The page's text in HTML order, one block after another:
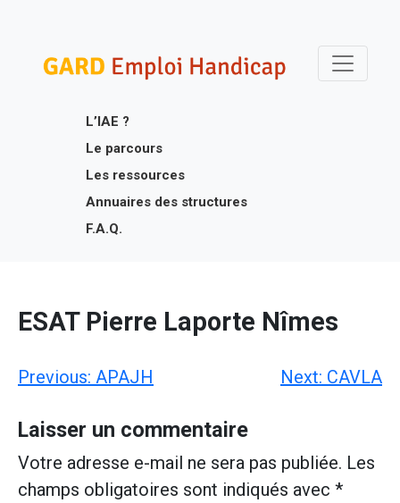
content
L’IAE ?
Le parcours
Les ressources
Annuaires des structures
F.A.Q.
ESAT Pierre Laporte Nîmes
Navigation
l’article
Previous: APAJH Next: CAVLA
Laisser un commentaire
Votre adresse e-mail ne sera pas publiée. Les
champs obligatoires sont indiqués avec *